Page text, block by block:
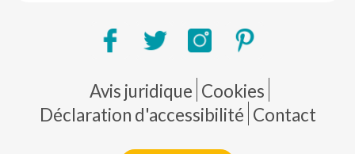
Pie de página
Avis juridique Cookies
Déclaration d'accessibilité Contact